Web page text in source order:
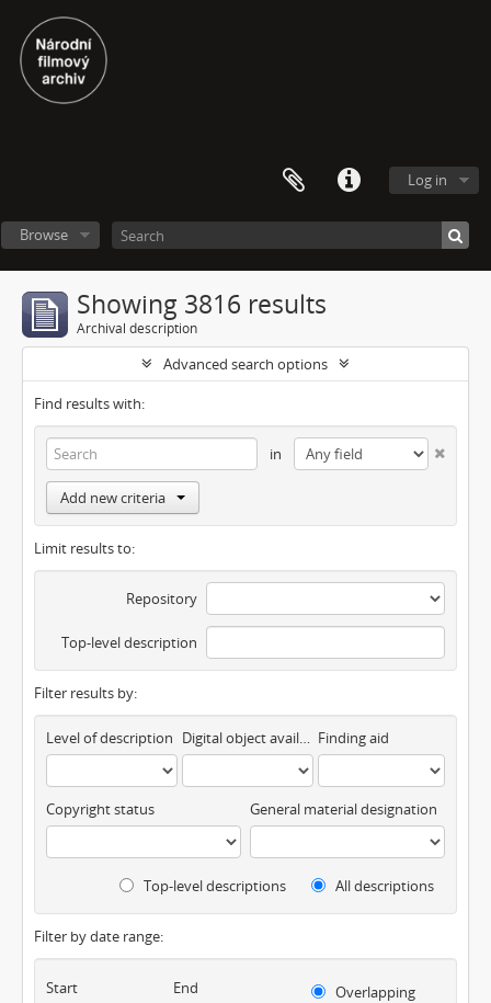
Log in
Browse
Showing 3816 results
Archival description
Advanced search options
Find results with:
in
Add new criteria
Limit results to:
Repository
Top-level description
Filter results by:
Level of description Digital object available Finding aid
Copyright status General material designation
Top-level descriptions All descriptions
Filter by date range:
Start End
Overlapping